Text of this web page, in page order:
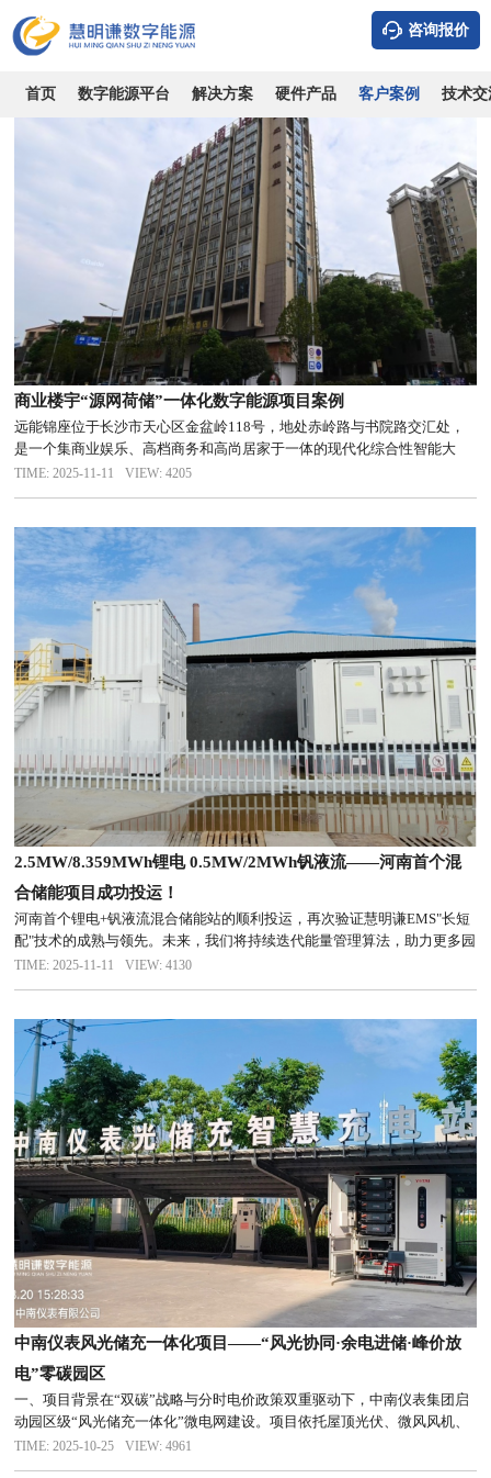
咨询报价
首页 数字能源平台 解决方案 硬件产品 客户案例 技术交
全部案例 风光储充 市场/综合体 住宅小区 学校/
商业楼宇“源网荷储”一体化数字能源项目案例
远能锦座位于长沙市天心区金盆岭118号，地处赤岭路与书院路交汇处，
是一个集商业娱乐、高档商务和高尚居家于一体的现代化综合性智能大
厦。能源管理的系统性改造，提高了项目管理和服务的智能化水平，提升
TIME: 2025-11-11 VIEW: 4205
2.5MW/8.359MWh锂电 0.5MW/2MWh钒液流——河南首个混
合储能项目成功投运！
河南首个锂电+钒液流混合储能站的顺利投运，再次验证慧明谦EMS"长短
配"技术的成熟与领先。未来，我们将持续迭代能量管理算法，助力更多园
区、工厂、充电站"低成本储电、高可靠用电、零碳排生产"，让每一度绿
TIME: 2025-11-11 VIEW: 4130
中南仪表风光储充一体化项目——“风光协同·余电进储·峰价放
电”零碳园区
一、项目背景在“双碳”战略与分时电价政策双重驱动下，中南仪表集团启
动园区级“风光储充一体化”微电网建设。项目依托屋顶光伏、微风风机、
磷酸铁锂储能及直流快充桩，通过自研EMS能源管理系统，实现“风光协
TIME: 2025-10-25 VIEW: 4961